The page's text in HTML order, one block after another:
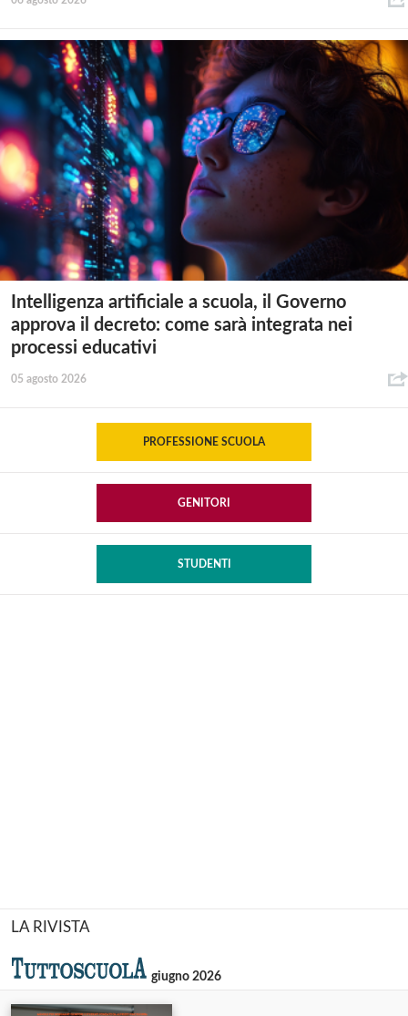
Intelligenza artificiale a scuola, il Governo
approva il decreto: come sarà integrata nei
processi educativi
05 agosto 2026
PROFESSIONE SCUOLA
GENITORI
STUDENTI
LA RIVISTA
giugno 2026